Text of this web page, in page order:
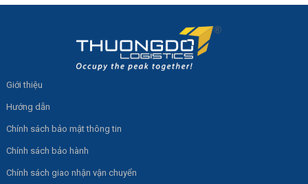
Giới thiệu
Hướng dẫn
Chính sách bảo mật thông tin
Chính sách bảo hành
Chính sách giao nhận vận chuyển